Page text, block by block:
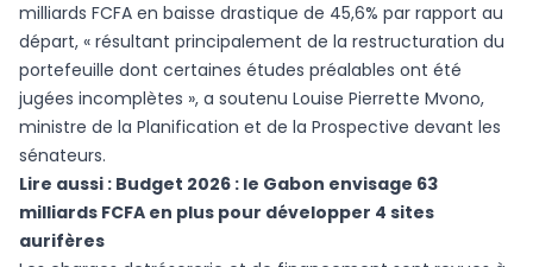
milliards FCFA en baisse drastique de 45,6% par rapport au
départ, « résultant principalement de la restructuration du
portefeuille dont certaines études préalables ont été
jugées incomplètes », a soutenu Louise Pierrette Mvono,
ministre de la Planification et de la Prospective devant les
sénateurs.
Lire aussi : Budget 2026 : le Gabon envisage 63
milliards FCFA en plus pour développer 4 sites
aurifères